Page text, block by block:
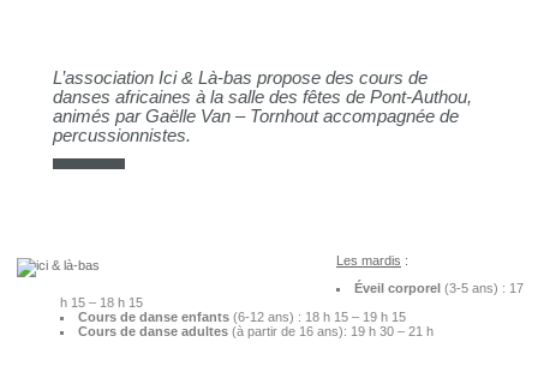
L’association Ici & Là-bas propose des cours de
danses africaines à la salle des fêtes de Pont-Authou,
animés par Gaëlle Van – Tornhout accompagnée de
percussionnistes.
Les mardis :
Éveil corporel (3-5 ans) : 17
h 15 – 18 h 15
Cours de danse enfants (6-12 ans) : 18 h 15 – 19 h 15
Cours de danse adultes (à partir de 16 ans): 19 h 30 – 21 h